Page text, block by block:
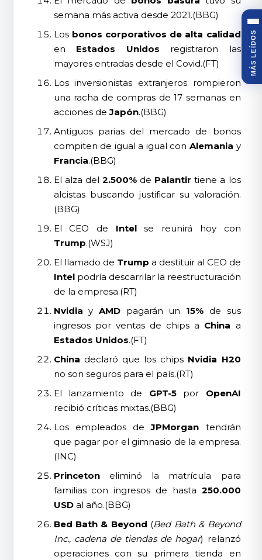
semana más activa desde 2021.(BBG)
Los bonos corporativos de alta calidad
en Estados Unidos registraron las
mayores entradas desde el Covid.(FT)
Los inversionistas extranjeros rompieron
una racha de compras de 17 semanas en
acciones deJapón.(BBG)
Antiguos parias del mercado de bonos
compiten de igual a igual con Alemania y
Francia.(BBG)
El alza del 2.500%de Palantir tiene a los
alcistas buscando justificar su valoración.
(BBG)
El CEO de Intelse reunirá hoy con
Trump.(WSJ)
El llamado de Trump a destituir al CEO de
Intelpodría descarrilar la reestructuración
de la empresa.(RT)
Nvidia y AMDpagarán un 15% de sus
ingresos por ventas de chips a China a
Estados Unidos.(FT)
China declaró que los chips Nvidia H20
no son seguros para el país.(RT)
El lanzamiento de GPT-5por OpenAI
recibió críticas mixtas.(BBG)
Los empleados deJPMorgan tendrán
que pagar por el gimnasio de la empresa.
(INC)
Princetoneliminó la matrícula para
familias con ingresos de hasta 250.000
USDal año.(BBG)
Bed Bath & Beyond (Bed Bath & Beyond
Inc., cadena de tiendas de hogar) relanzó
operaciones con su primera tienda en
MÁS LEÍDOS